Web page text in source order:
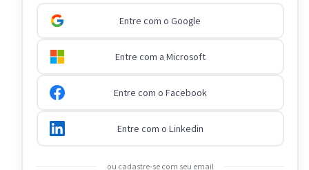
Entre com o Google
Entre com a Microsoft
Entre com o Facebook
Entre com o Linkedin
ou cadastre-se com seu email